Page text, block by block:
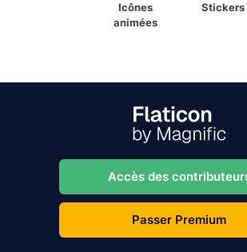
Icônes
animées
Stickers
Accès des
Passer Premium